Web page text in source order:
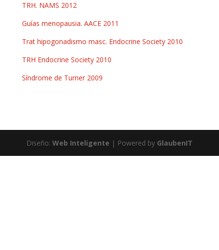
TRH. NAMS 2012
Guías menopausia. AACE 2011
Trat hipogonadismo masc. Endocrine Society 2010
TRH Endocrine Society 2010
Síndrome de Turner 2009
Diseño: Web Inteligente | Powered by GlaubenIT